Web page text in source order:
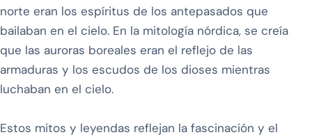
norte eran los espíritus de los antepasados que
bailaban en el cielo. En la mitología nórdica, se creía
que las auroras boreales eran el reflejo de las
armaduras y los escudos de los dioses mientras
luchaban en el cielo.
Estos mitos y leyendas reflejan la fascinación y el